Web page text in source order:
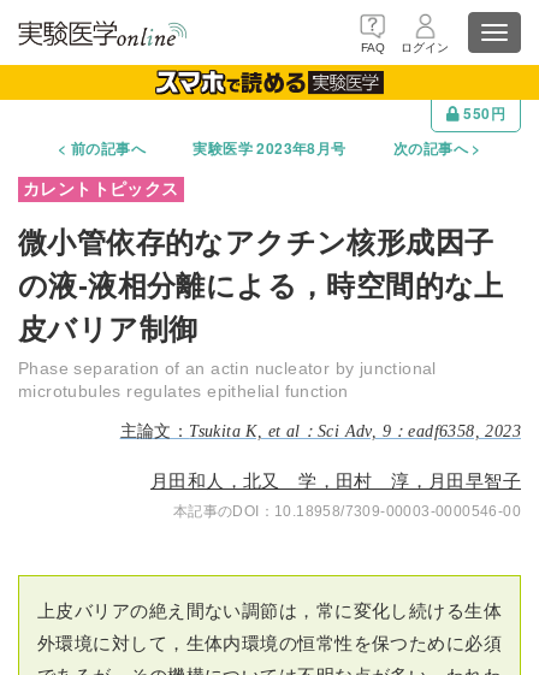
FAQ ログイン
550円
前の記事へ
実験医学 2023年8月号 次の記事へ
微小管依存的なアクチン核形成因子
の液-液相分離による，時空間的な上
皮バリア制御
Phase separation of an actin nucleator by junctional
microtubules regulates epithelial function
Tsukita K, et al：Sci Adv, 9：eadf6358, 2023
月田和人，北又 学，田村 淳，月田早智子
10.18958/7309-00003-0000546-00
上皮バリアの絶え間ない調節は，常に変化し続ける生体
外環境に対して，生体内環境の恒常性を保つために必須